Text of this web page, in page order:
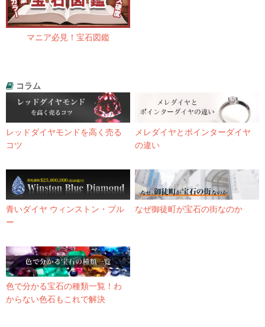
マニア必見！宝石図鑑
コラム
レッドダイヤモンドを高く売る
コツ
メレダイヤとポインターダイヤ
の違い
青いダイヤ ウィンストン・ブル
ー
なぜ御徒町が宝石の街なのか
色で分かる宝石の種類一覧！わ
からない色石もこれで解決